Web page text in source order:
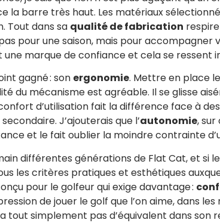
la barre très haut. Les matériaux
Tout dans sa qualité de fabrication
pour une saison, mais pour
une marque de confiance et cela se
gagné : son ergonomie. Mettre en place
du mécanisme est agréable. Il se glisse
d’utilisation fait la différence face à
J’ajouterais que l’autonomie,
et le fait oublier la moindre contrainte
différentes générations de Flat Cat, et si le
les critères pratiques et esthétiques
pour le golfeur qui exige davantage :
de jouer le golf que l’on aime, dans
tout simplement pas d’équivalent dans son